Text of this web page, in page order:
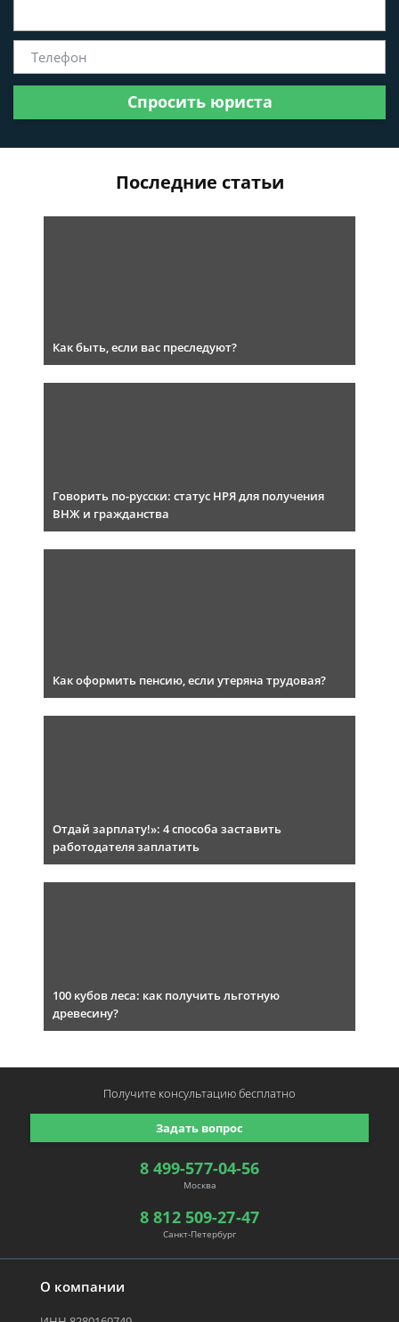
Спросить юриста
Последние статьи
Как быть, если вас преследуют?
Говорить по-русски: статус НРЯ для получения
ВНЖ и гражданства
Как оформить пенсию, если утеряна трудовая?
Отдай зарплату!»: 4 способа заставить
работодателя заплатить
100 кубов леса: как получить льготную
древесину?
О компании
8 499-577-04-56
Москва
8 812 509-27-47
Санкт-Петербург
Задать вопрос
Получите консультациюбесплатно